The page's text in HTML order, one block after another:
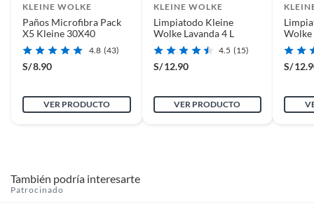
KLEINE WOLKE
Paños Microfibra Pack
X5 Kleine 30X40
4.8 (43)
S/8.90
VER PRODUCTO
KLEINE WOLKE
Limpiatodo Kleine
Wolke Lavanda 4 L
4.5 (15)
S/ 12.90
VER PRODUCTO
Wolke
S/
También podría interesarte
Patrocinado